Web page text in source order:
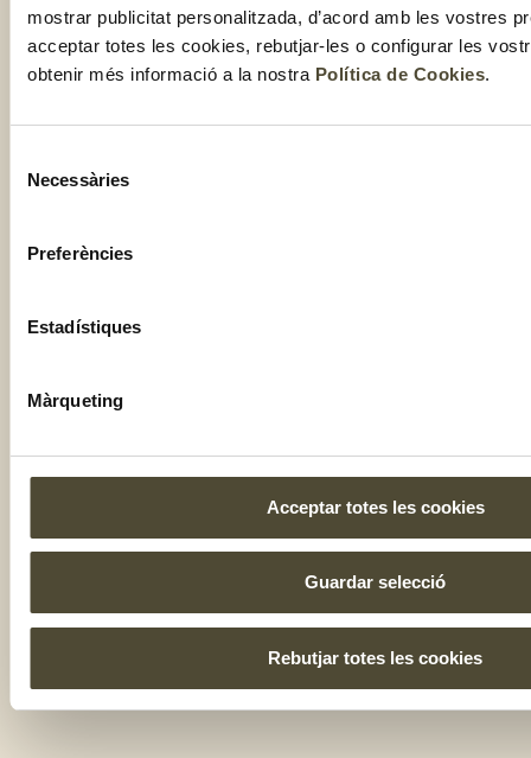
mostrar publicitat personalitzada, d’acord amb les vostres
acceptar totes les cookies, rebutjar-les o configurar les
obtenir més informació a la nostra Política de Cookies.
Necessàries
Preferències
Estadístiques
Màrqueting
Acceptar totes les cookies
Guardar selecció
Rebutjar totes les cookies
2025 ©
GRUP
AMETLLER
Nota Legal
Informació
addicional
RGPDUE
Política de
Cookies
Condicions de
venda